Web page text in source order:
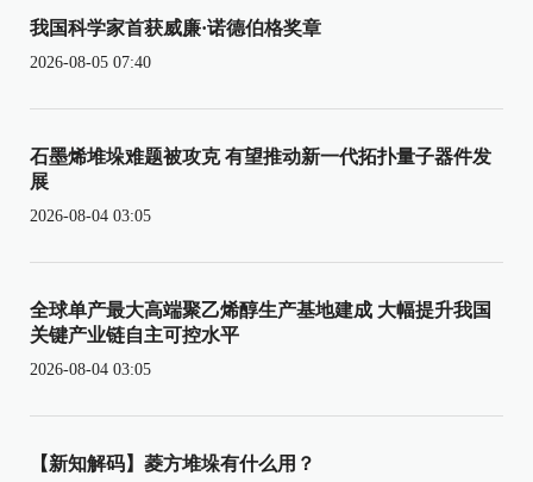
我国科学家首获威廉·诺德伯格奖章
2026-08-05 07:40
石墨烯堆垛难题被攻克 有望推动新一代拓扑量子器件发
展
2026-08-04 03:05
全球单产最大高端聚乙烯醇生产基地建成 大幅提升我国
关键产业链自主可控水平
2026-08-04 03:05
【新知解码】菱方堆垛有什么用？